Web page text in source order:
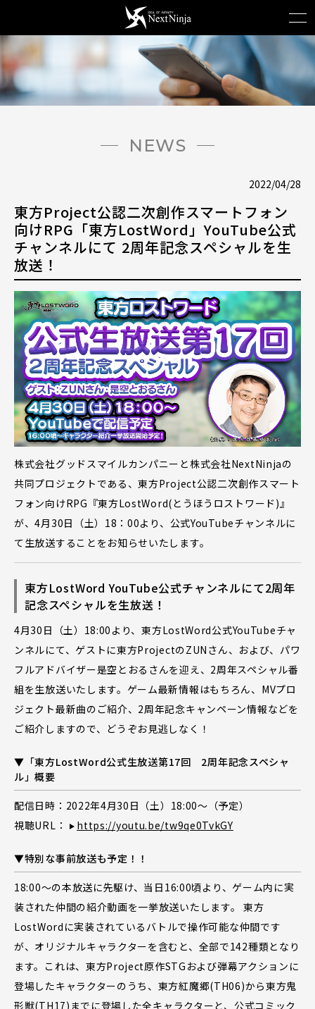
NEWS
2022/04/28
東方Project公認二次創作スマートフォン
向けRPG「東方LostWord」YouTube公式
チャンネルにて 2周年記念スペシャルを生
放送！
株式会社グッドスマイルカンパニーと株式会社NextNinjaの
共同プロジェクトである、東方Project公認二次創作スマート
フォン向けRPG『東方LostWord(とうほうロストワード)』
が、4月30日（土）18：00より、公式YouTubeチャンネルに
て生放送することをお知らせいたします。
東方LostWord YouTube公式チャンネルにて2周年
記念スペシャルを生放送！
4月30日（土）18:00より、東方LostWord公式YouTubeチャ
ンネルにて、ゲストに東方ProjectのZUNさん、および、パワ
フルアドバイザー是空とおるさんを迎え、2周年スペシャル番
組を生放送いたします。ゲーム最新情報はもちろん、MVプロ
ジェクト最新曲のご紹介、2周年記念キャンペーン情報などを
ご紹介しますので、どうぞお見逃しなく！
▼「東方LostWord公式生放送第17回 2周年記念スペシャ
ル」概要
配信日時：2022年4月30日（土）18:00～（予定）
視聴URL：
https://youtu.be/tw9qe0TvkGY
▼特別な事前放送も予定！！
18:00～の本放送に先駆け、当日16:00頃より、ゲーム内に実
装された仲間の紹介動画を一挙放送いたします。 東方
LostWordに実装されているバトルで操作可能な仲間です
が、オリジナルキャラクターを含むと、全部で142種類となり
ます。これは、東方Project原作STGおよび弾幕アクションに
登場したキャラクターのうち、東方紅魔郷(TH06)から東方鬼
形獣(TH17)までに登場した全キャラクターと、公式コミック